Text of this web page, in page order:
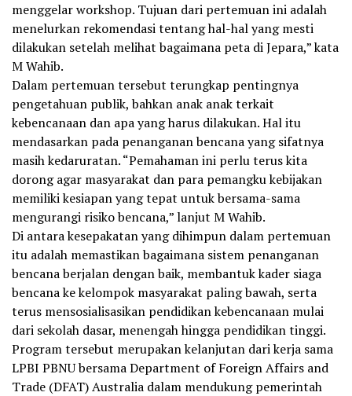
menggelar workshop. Tujuan dari pertemuan ini adalah
menelurkan rekomendasi tentang hal-hal yang mesti
dilakukan setelah melihat bagaimana peta di Jepara,” kata
M Wahib.
Dalam pertemuan tersebut terungkap pentingnya
pengetahuan publik, bahkan anak anak terkait
kebencanaan dan apa yang harus dilakukan. Hal itu
mendasarkan pada penanganan bencana yang sifatnya
masih kedaruratan. “Pemahaman ini perlu terus kita
dorong agar masyarakat dan para pemangku kebijakan
memiliki kesiapan yang tepat untuk bersama-sama
mengurangi risiko bencana,” lanjut M Wahib.
Di antara kesepakatan yang dihimpun dalam pertemuan
itu adalah memastikan bagaimana sistem penanganan
bencana berjalan dengan baik, membantuk kader siaga
bencana ke kelompok masyarakat paling bawah, serta
terus mensosialisasikan pendidikan kebencanaan mulai
dari sekolah dasar, menengah hingga pendidikan tinggi.
Program tersebut merupakan kelanjutan dari kerja sama
LPBI PBNU bersama Department of Foreign Affairs and
Trade (DFAT) Australia dalam mendukung pemerintah